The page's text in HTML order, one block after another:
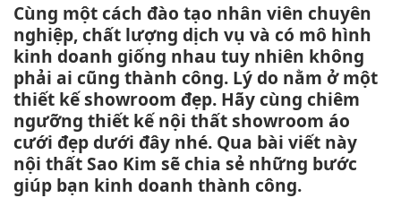
Cùng một cách đào tạo nhân viên chuyên
nghiệp, chất lượng dịch vụ và có mô hình
kinh doanh giống nhau tuy nhiên không
phải ai cũng thành công. Lý do nằm ở một
thiết kế showroom đẹp. Hãy cùng chiêm
ngưỡng thiết kế nội thất showroom áo
cưới đẹp dưới đây nhé. Qua bài viết này
nội thất Sao Kim sẽ chia sẻ những bước
giúp bạn kinh doanh thành công.